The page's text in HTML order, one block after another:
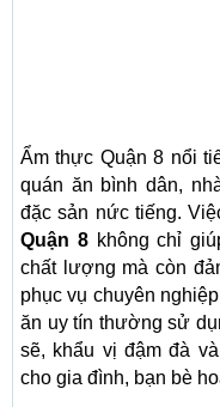
Ẩm thực Quận 8 nổi
quán ăn bình dân,
đặc sản nức tiếng.
Quận 8không chỉ
chất lượng mà còn
phục vụ chuyên
ăn uy tín thường sử
sẽ, khẩu vị đậm đà
cho gia đình, bạn bè